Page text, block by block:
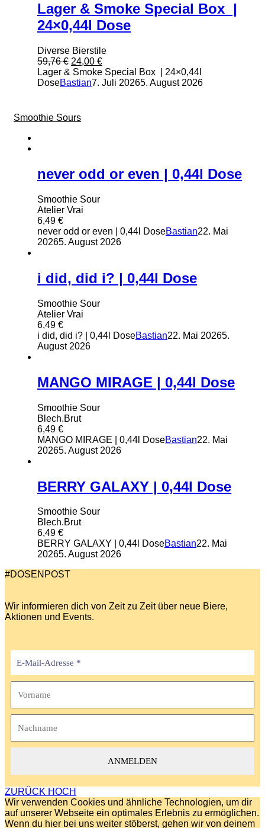
Lager & Smoke Special Box |
24×0,44l Dose
Diverse Bierstile
59,76€ Ursprünglicher
Preis
war:
24,00 €Aktueller
Preis
ist:
Lager & Smoke Special Box | 24×0,44l
DoseBastian7. Juli 20265. August 2026
Smoothie Sours
never odd or even | 0,44l Dose
Smoothie Sour
Atelier Vrai
6,49 €
never odd or even | 0,44l DoseBastian22. Mai
20265. August 2026
i did, did i? | 0,44l Dose
Smoothie Sour
Atelier Vrai
6,49 €
i did, did i? | 0,44l DoseBastian22. Mai 20265.
August 2026
MANGO MIRAGE | 0,44l Dose
Smoothie Sour
Blech.Brut
6,49 €
MANGO MIRAGE | 0,44l DoseBastian22. Mai
20265. August 2026
BERRY GALAXY | 0,44l Dose
Smoothie Sour
Blech.Brut
6,49 €
BERRY GALAXY | 0,44l DoseBastian22. Mai
20265. August 2026
#DOSENPOST
Wir informieren dich von Zeit zu Zeit über neue Biere,
Aktionen und Events.
ZURÜCK HOCH
Wir verwenden Cookies und ähnliche Technologien, um dir
auf unserer Webseite ein optimales Erlebnis zu ermöglichen.
Wenn du hier bei uns weiter stöberst, gehen wir von deinem